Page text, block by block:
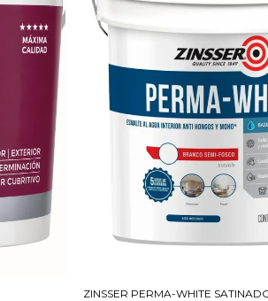
ZINSSER PERMA-WHITE